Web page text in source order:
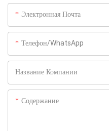
Электронная Почта
Телефон/WhatsApp
Название Компании
Содержание